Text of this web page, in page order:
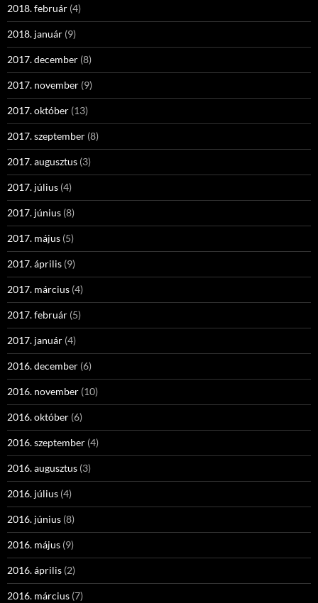
2018. február (4)
2018. január (9)
2017. december (8)
2017. november (9)
2017. október (13)
2017. szeptember (8)
2017. augusztus (3)
2017. július (4)
2017. június (8)
2017. május (5)
2017. április (9)
2017. március (4)
2017. február (5)
2017. január (4)
2016. december (6)
2016. november (10)
2016. október (6)
2016. szeptember (4)
2016. augusztus (3)
2016. július (4)
2016. június (8)
2016. május (9)
2016. április (2)
2016. március (7)